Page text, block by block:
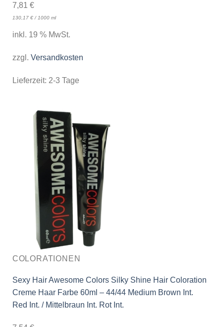
7,81 €
130,17 €/1000 ml
inkl. 19 % MwSt.
zzgl. Versandkosten
Lieferzeit: 2-3 Tage
COLORATIONEN
Sexy Hair Awesome Colors Silky Shine Hair Coloration
Creme Haar Farbe 60ml – 44/44 Medium Brown Int.
Red Int. / Mittelbraun Int. Rot Int.